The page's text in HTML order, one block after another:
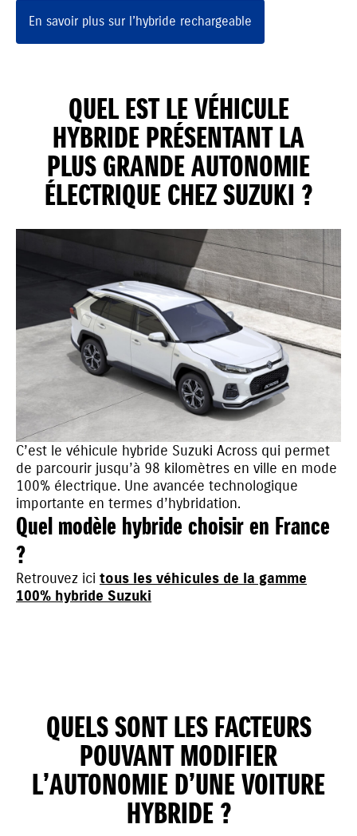
En savoir plus sur l’hybride rechargeable
QUEL EST LE VÉHICULE
HYBRIDE PRÉSENTANT LA
PLUS GRANDE AUTONOMIE
ÉLECTRIQUE CHEZ SUZUKI ?
C’est le véhicule hybride Suzuki Across qui permet
de parcourir jusqu’à 98 kilomètres en ville en mode
100% électrique. Une avancée technologique
importante en termes d’hybridation.
Quel modèle hybride choisir en France
?
Retrouvez ici tous les véhicules de la gamme
100% hybride Suzuki
QUELS SONT LES FACTEURS
POUVANT MODIFIER
L’AUTONOMIE D’UNE VOITURE
HYBRIDE ?